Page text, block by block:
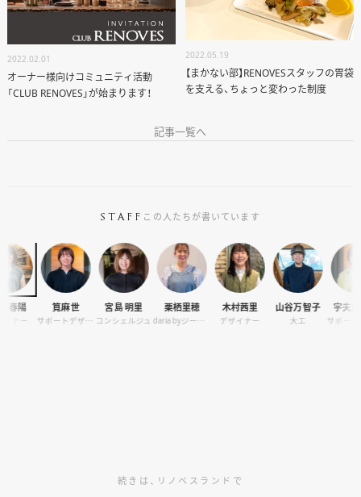
2022.02.01
オーナー様向けコミュニティ活動
「CLUB RENOVES」が始まります！
2022.05.19
【まかない部】RENOVESスタッフの胃袋
を支える、ちょっと変わった制度
記事一覧へ
STAFF この人たちが書いています
筧麻世
サポートデザイナー
宮島 明里
コンシェルジュ
栗栖里穂
daria byジーバーFOOD マネージャー
木村茜里
デザイナー
山谷万智子
大工
宇夫方爽帆
サポートデザイナー
続きは、リノベスランドで